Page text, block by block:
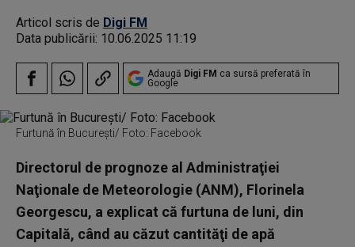
Articol scris de Digi FM
Data publicării: 10.06.2025 11:19
Adaugă Digi FM ca sursă preferată în
Google
Furtună în Bucureşti/ Foto: Facebook
Directorul de prognoze al Administraţiei
Naţionale de Meteorologie (ANM), Florinela
Georgescu, a explicat că furtuna de luni, din
Capitală, când au căzut cantităţi de apă